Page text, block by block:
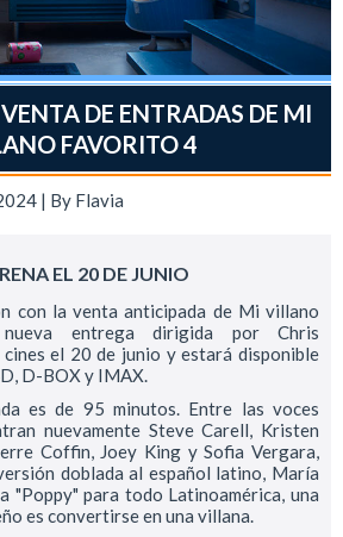
DE ENTRADAS DE MI
FAVORITO 4
| By Flavia
EL 20 DE JUNIO
con la venta anticipada de Mi villano
entrega dirigida por Chris
el 20 de junio y estará disponible
D-BOX y IMAX.
es de 95 minutos. Entre las voces
nuevamente Steve Carell, Kristen
Coffin, Joey King y Sofia Vergara,
doblada al español latino, María
"Poppy" para todo Latinoamérica, una
es convertirse en una villana.